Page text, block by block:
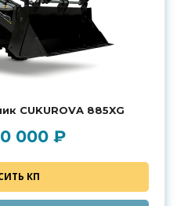
CUKUROVA 885XG
000 ₽
КП